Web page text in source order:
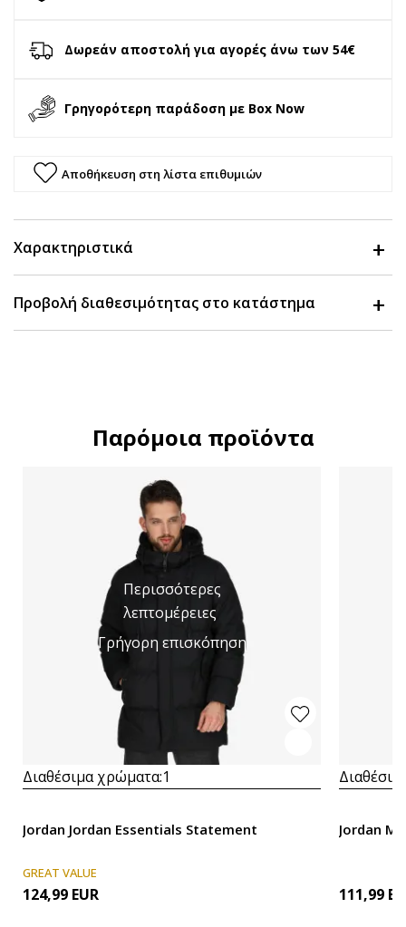
Δωρεάν αποστολή για αγορές άνω των 54€
Γρηγορότερη παράδοση με Box Now
Αποθήκευση στη λίστα επιθυμιών
Χαρακτηριστικά
Προβολή διαθεσιμότητας στο κατάστημα
Παρόμοια προϊόντα
Περισσότερες
λεπτομέρειες
Γρήγορη επισκόπηση
Διαθέσιμα χρώματα:1
Jordan Jordan Essentials Statement
GREAT VALUE
124,99 EUR
Jordan M
111,99